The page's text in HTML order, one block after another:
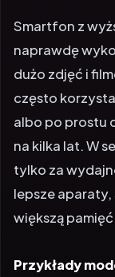
Smartfon z
naprawdę
dużo zdjęć i
często
albo po prostu
na kilka lat. W
tylko za
lepsze
większą
Przykłady